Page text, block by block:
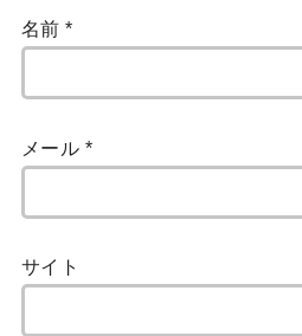
名前*
メール *
サイト